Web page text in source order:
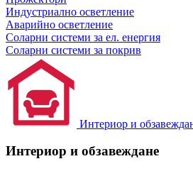
Индустриално осветление
Аварийно осветление
Соларни системи за ел. енергия
Соларни системи за покрив
Интериор и
Интериор и обзавеждане